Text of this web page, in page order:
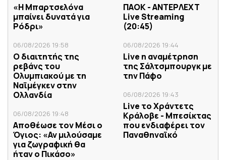
«Η Μπαρτσελόνα
μπαίνει δυνατά για
Ρόδρι»
06/08/2026 19:58
Ο διαιτητής της
ρεβάνς του
Ολυμπιακού με τη
Ναϊμέγκεν στην
Ολλανδία
06/08/2026 19:48
Αποθέωσε τον Μέσι ο
Όγιος: «Αν μιλούσαμε
για ζωγραφική θα
ήταν ο Πικάσο»
ΠΑΟΚ - ΑΝΤΕΡΛΕΧΤ
Live Streaming
(20:45)
06/08/2026 19:44
Live η αναμέτρηση
της Σάλτσμπουργκ με
την Πάφο
06/08/2026 19:43
Live το Χράντετς
Κράλοβε - Μπεσίκτας
που ενδιαφέρει τον
Παναθηναϊκό